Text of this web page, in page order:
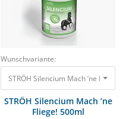
Wunschvariante:
STRÖH Silencium Mach ’ne
STRÖH Silencium Mach ’ne
Fliege! 500ml